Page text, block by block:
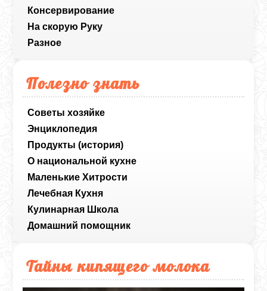
Консервирование
На скорую Руку
Разное
Полезно знать
Советы хозяйке
Энциклопедия
Продукты (история)
О национальной кухне
Маленькие Хитрости
Лечебная Кухня
Кулинарная Школа
Домашний помощник
Тайны кипящего молока